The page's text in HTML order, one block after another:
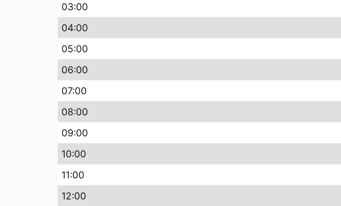
03:00
04:00
05:00
06:00
07:00
08:00
09:00
10:00
11:00
12:00